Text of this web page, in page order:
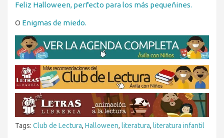
Feliz Halloween, perfecto para los más pequeñines.
O Enigmas de miedo.
Tags: Club de Lectura, Halloween, literatura, literatura infantil